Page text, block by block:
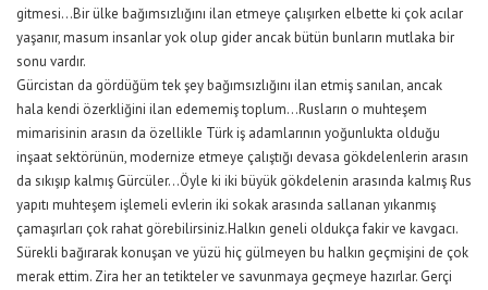
gitmesi…Bir ülke bağımsızlığını ilan etmeye çalışırken elbette ki çok acılar
yaşanır, masum insanlar yok olup gider ancak bütün bunların mutlaka bir
sonu vardır.
Gürcistan da gördüğüm tek şey bağımsızlığını ilan etmiş sanılan, ancak
hala kendi özerkliğini ilan edememiş toplum…Rusların o muhteşem
mimarisinin arasın da özellikle Türk iş adamlarının yoğunlukta olduğu
inşaat sektörünün, modernize etmeye çalıştığı devasa gökdelenlerin arasın
da sıkışıp kalmış Gürcüler…Öyle ki iki büyük gökdelenin arasında kalmış Rus
yapıtı muhteşem işlemeli evlerin iki sokak arasında sallanan yıkanmış
çamaşırları çok rahat görebilirsiniz.Halkın geneli oldukça fakir ve kavgacı.
Sürekli bağırarak konuşan ve yüzü hiç gülmeyen bu halkın geçmişini de çok
merak ettim. Zira her an tetikteler ve savunmaya geçmeye hazırlar. Gerçi